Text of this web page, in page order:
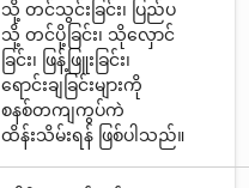
သို့ တင်သွင်းခြင်း၊ ပြည်ပ
သို့ တင်ပို့ခြင်း၊ သိုလှောင်
ခြင်း၊ ဖြန့်ဖြူးခြင်း၊
ရောင်းချခြင်းများကို
စနစ်တကျကွပ်ကဲ
ထိန်းသိမ်းရန် ဖြစ်ပါသည်။